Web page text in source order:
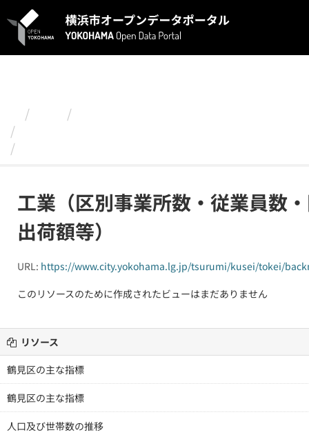
キ
工業（区別事業所数・従業員数
出荷額等）
URL: https://www.city.yokohama.lg.jp/tsurumi/kusei/tokei/
このリソースのために作成されたビューはまだありません
リソース
鶴見区の主な指標
鶴見区の主な指標
人口及び世帯数の推移